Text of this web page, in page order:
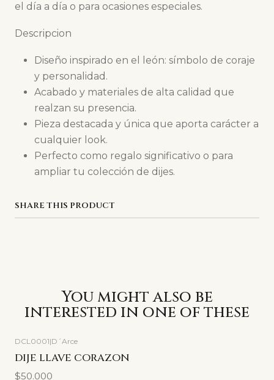
el día a día o para ocasiones especiales.
Descripcion
Diseño inspirado en el león: símbolo de coraje
y personalidad.
Acabado y materiales de alta calidad que
realzan su presencia.
Pieza destacada y única que aporta carácter a
cualquier look.
Perfecto como regalo significativo o para
ampliar tu colección de dijes.
SHARE THIS PRODUCT
You might also be
interested in one of these
DCL0001|D´Arce
DIJE LLAVE CORAZON
$50.000